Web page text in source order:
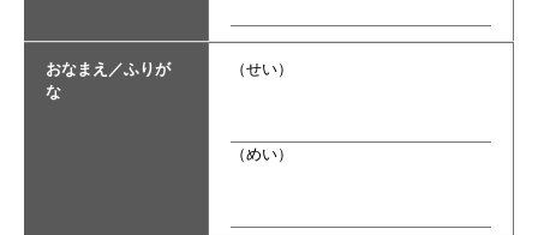
おなまえ／ふりが
な
（せい）
（めい）